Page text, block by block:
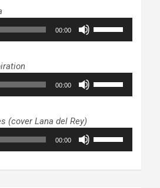
pour
augmenter
ou
volume.
00:00
pour
augmenter
ou
volume.
00:00
pour
augmenter
ou
(cover Lana del Rey)
00:00
haut/bas